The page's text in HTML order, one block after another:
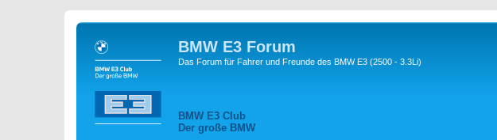
BMW E3 Forum
Das Forum für Fahrer und Freunde des BMW E3 (2500 - 3.3Li)
BMW E3 Club
Der große BMW